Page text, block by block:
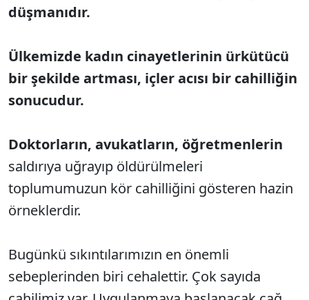
düşmanıdır.
Ülkemizde kadın cinayetlerinin ürkütücü
bir şekilde artması, içler acısı bir cahilliğin
sonucudur.
Doktorların, avukatların, öğretmenlerin
saldırıya uğrayıp öldürülmeleri
toplumumuzun kör cahilliğini gösteren hazin
örneklerdir.
Bugünkü sıkıntılarımızın en önemli
sebeplerinden biri cehalettir. Çok sayıda